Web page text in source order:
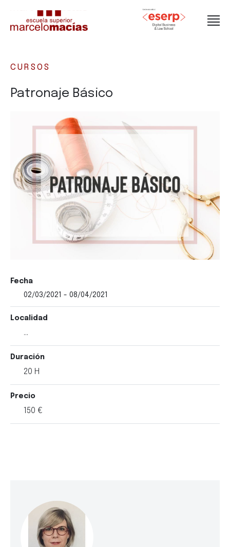
CURSOS
Patronaje Básico
Fecha
02/03/2021 - 08/04/2021
Localidad
...
Duración
20 H
Precio
150 €